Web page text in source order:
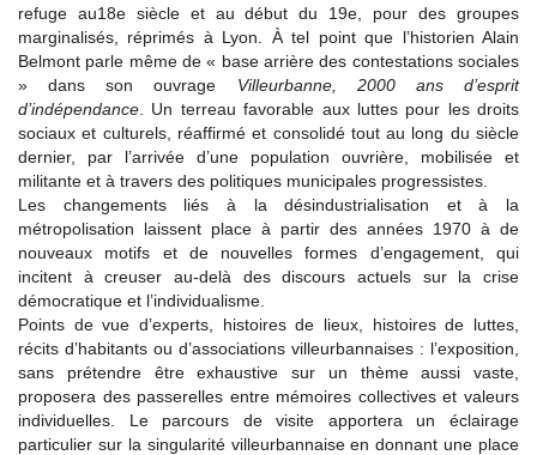
refuge au18e siècle et au début du 19e, pour des groupes
marginalisés, réprimés à Lyon. À tel point que l’historien Alain
Belmont parle même de « base arrière des contestations sociales
» dans son ouvrage Villeurbanne, 2000 ans d’esprit
d’indépendance . Un terreau favorable aux luttes pour les droits
sociaux et culturels, réaffirmé et consolidé tout au long du siècle
dernier, par l’arrivée d’une population ouvrière, mobilisée et
militante et à travers des politiques municipales progressistes.
Les changements liés à la désindustrialisation et à la
métropolisation laissent place à partir des années 1970 à de
nouveaux motifs et de nouvelles formes d’engagement, qui
incitent à creuser au-delà des discours actuels sur la crise
démocratique et l’individualisme.
Points de vue d’experts, histoires de lieux, histoires de luttes,
récits d’habitants ou d’associations villeurbannaises : l’exposition,
sans prétendre être exhaustive sur un thème aussi vaste,
proposera des passerelles entre mémoires collectives et valeurs
individuelles. Le parcours de visite apportera un éclairage
particulier sur la singularité villeurbannaise en donnant une place